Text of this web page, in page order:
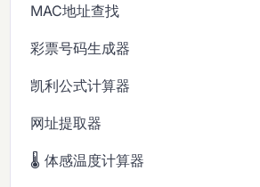
MAC地址查找
彩票号码生成器
凯利公式计算器
网址提取器
🌡️ 体感温度计算器